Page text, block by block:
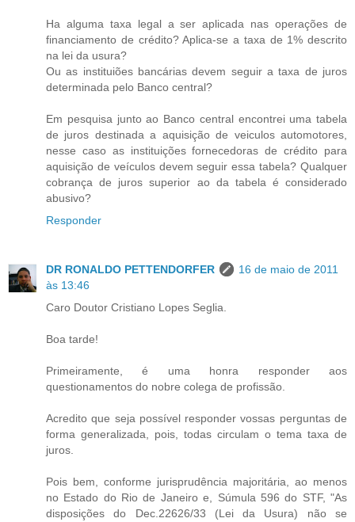
Ha alguma taxa legal a ser aplicada nas operações de
financiamento de crédito? Aplica-se a taxa de 1% descrito
na lei da usura?
Ou as instituiões bancárias devem seguir a taxa de juros
determinada pelo Banco central?
Em pesquisa junto ao Banco central encontrei uma tabela
de juros destinada a aquisição de veiculos automotores,
nesse caso as instituições fornecedoras de crédito para
aquisição de veículos devem seguir essa tabela? Qualquer
cobrança de juros superior ao da tabela é considerado
abusivo?
Responder
DR RONALDO PETTENDORFER
16 de maio de 2011
às 13:46
Caro Doutor Cristiano Lopes Seglia.
Boa tarde!
Primeiramente, é uma honra responder aos
questionamentos do nobre colega de profissão.
Acredito que seja possível responder vossas perguntas de
forma generalizada, pois, todas circulam o tema taxa de
juros.
Pois bem, conforme jurisprudência majoritária, ao menos
no Estado do Rio de Janeiro e, Súmula 596 do STF, "As
disposições do Dec.22626/33 (Lei da Usura) não se